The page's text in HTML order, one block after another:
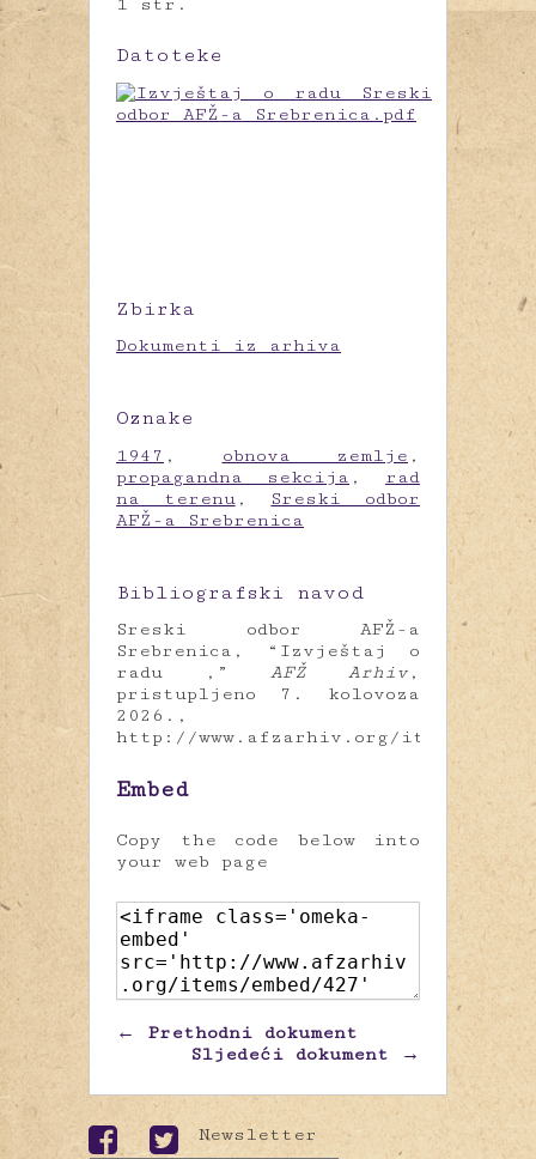
1 str.
Datoteke
Zbirka
Dokumenti iz arhiva
Oznake
1947 , obnova zemlje ,
propagandna sekcija , rad
na terenu, Sreski odbor
AFŽ-a Srebrenica
Bibliografski navod
Sreski odbor AFŽ-a
Srebrenica, “Izvještaj o
radu ,” AFŽ Arhiv ,
pristupljeno 7. kolovoza
2026.,
http://www.afzarhiv.org/items/show/
Embed
Copy the code below into
your web page
← Prethodni dokument
Sljedeći dokument →
Newsletter